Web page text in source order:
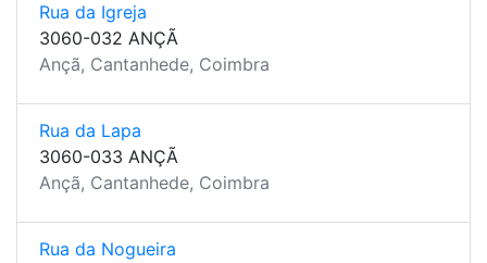
Rua da Igreja
3060-032 ANÇÃ
Ançã, Cantanhede, Coimbra
Rua da Lapa
3060-033 ANÇÃ
Ançã, Cantanhede, Coimbra
Rua da Nogueira